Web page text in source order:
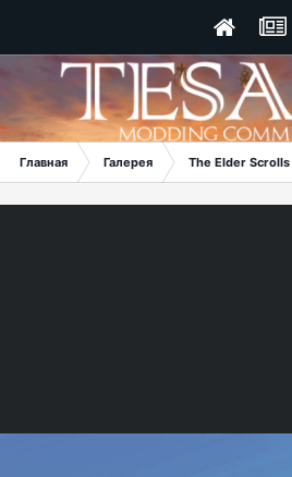
Главная Галерея The Elder Scrolls